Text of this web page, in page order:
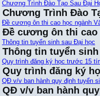
Chương Trình Đào Tạo Sau Đại
Chương Trình Đào
Đề cương ôn thi cao học ngành
Đề cương ôn thi cao
Thông tin tuyển sinh sau Đại học
Thông tin tuyển
Quy trình đăng ký học trước 15
Quy trình đăng ký
QĐ v/v ban hành quy định tuyển
QĐ v/v ban hành